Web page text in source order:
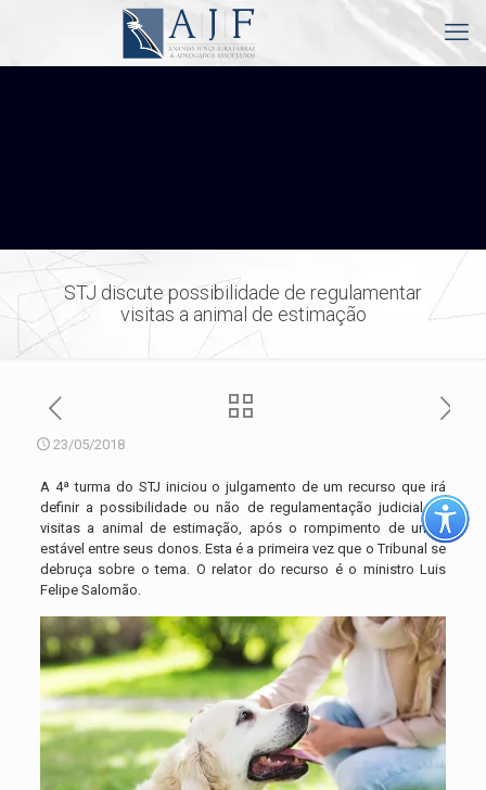
STJ discute possibilidade de regulamentar
visitas a animal de estimação
23/05/2018
A 4ª turma do STJ iniciou o julgamento de um recurso que irá
definir a possibilidade ou não de regulamentação judicial de
visitas a animal de estimação, após o rompimento de união
estável entre seus donos. Esta é a primeira vez que o Tribunal se
debruça sobre o tema. O relator do recurso é o ministro Luis
Felipe Salomão.